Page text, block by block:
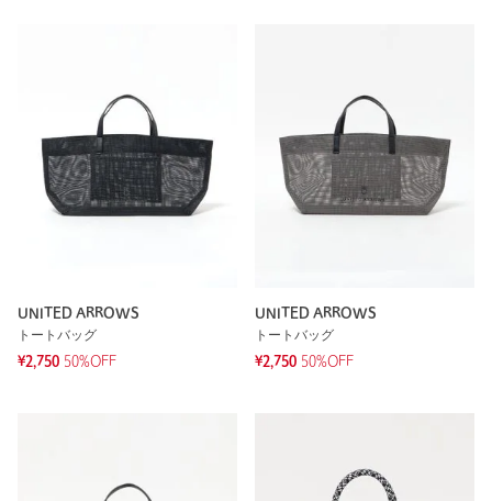
UNITED ARROWS
トートバッグ
¥2,750 50%OFF
UNITED ARROWS
トートバッグ
¥2,750 50%OFF